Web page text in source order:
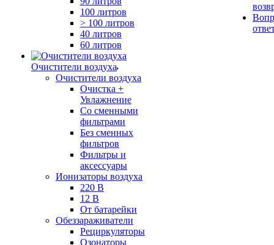
100 литров
> 100 литров
40 литров
60 литров
Очистители воздуха
Очистители воздуха
Очистка +
Увлажнение
Cо сменными
фильтрами
Без сменных
фильтров
Фильтры и
аксессуары
Ионизаторы воздуха
220 В
12 В
От батарейки
Обеззараживатели
Рециркуляторы
Озонаторы